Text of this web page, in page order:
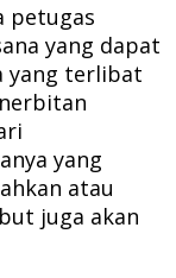
petugas
yang dapat
yang terlibat
yang
atau
juga akan